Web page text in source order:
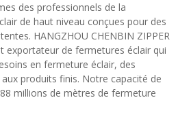
des professionnels de la
de haut niveau conçues pour des
HANGZHOU CHENBIN ZIPPER
exportateur de fermetures éclair qui
en fermeture éclair, des
produits finis. Notre capacité de
millions de mètres de fermeture